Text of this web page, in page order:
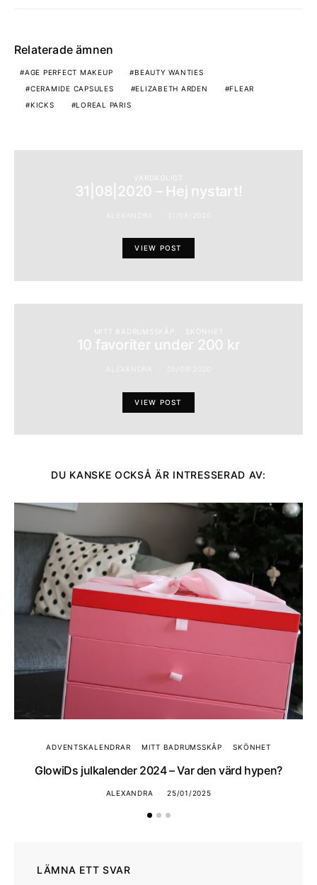
Relaterade ämnen
AGE PERFECT MAKEUP
BEAUTY WANTIES
CERAMIDE CAPSULES
ELIZABETH ARDEN
FLEAR
KICKS
LOREAL PARIS
VARDAGLIGT
31|08|2020 – Hej nystart!
VIEW POST
MITT BADRUMSSKÅP
10 favoriter under 200 kr
VIEW POST
DU KANSKE OCKSÅ ÄR INTRESSERAD AV:
ADVENTSKALENDRAR MITT BADRUMSSKÅP SKÖNHET
GlowiDs julkalender 2024 – Var den värd hypen?
ALEXANDRA 25/01/2025
LÄMNA ETT SVAR